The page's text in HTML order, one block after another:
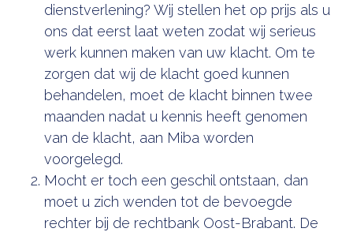
dienstverlening? Wij stellen het op prijs als u
ons dat eerst laat weten zodat wij serieus
werk kunnen maken van uw klacht. Om te
zorgen dat wij de klacht goed kunnen
behandelen, moet de klacht binnen twee
maanden nadat u kennis heeft genomen
van de klacht, aan Miba worden
voorgelegd.
Mocht er toch een geschil ontstaan, dan
moet u zich wenden tot de bevoegde
rechter bij de rechtbank Oost-Brabant. De